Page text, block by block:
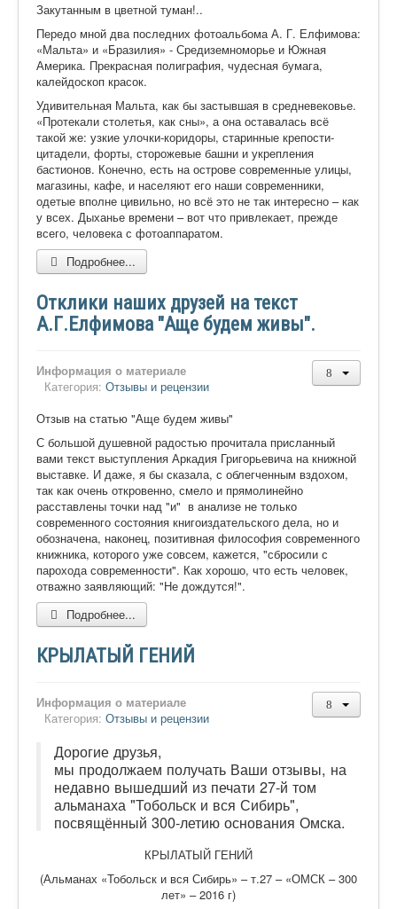
Закутанным в цветной туман!..
Передо мной два последних фотоальбома А. Г. Елфимова:
«Мальта» и «Бразилия» - Средиземноморье и Южная
Америка. Прекрасная полиграфия, чудесная бумага,
калейдоскоп красок.
Удивительная Мальта, как бы застывшая в средневековье.
«Протекали столетья, как сны», а она оставалась всё
такой же: узкие улочки-коридоры, старинные крепости-
цитадели, форты, сторожевые башни и укрепления
бастионов. Конечно, есть на острове современные улицы,
магазины, кафе, и населяют его наши современники,
одетые вполне цивильно, но всё это не так интересно – как
у всех. Дыханье времени – вот что привлекает, прежде
всего, человека с фотоаппаратом.
Подробнее...
Отклики наших друзей на текст
А.Г.Елфимова "Аще будем живы".
Информация о материале
Категория: Отзывы и рецензии
Отзыв на статью "Аще будем живы"
С большой душевной радостью прочитала присланный
вами текст выступления Аркадия Григорьевича на книжной
выставке. И даже, я бы сказала, с облегченным вздохом,
так как очень откровенно, смело и прямолинейно
расставлены точки над "и" в анализе не только
современного состояния книгоиздательского дела, но и
обозначена, наконец, позитивная философия современного
книжника, которого уже совсем, кажется, "сбросили с
парохода современности". Как хорошо, что есть человек,
отважно заявляющий: "Не дождутся!".
Подробнее...
КРЫЛАТЫЙ ГЕНИЙ
Информация о материале
Категория: Отзывы и рецензии
Дорогие друзья,
мы продолжаем получать Ваши отзывы, на
недавно вышедший из печати 27-й том
альманаха "Тобольск и вся Сибирь",
посвящённый 300-летию основания Омска.
КРЫЛАТЫЙ ГЕНИЙ
(Альманах «Тобольск и вся Сибирь» – т.27 – «ОМСК – 300
лет» – 2016 г)